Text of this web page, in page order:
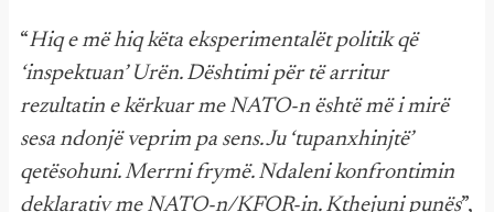
“Hiq e më hiq këta eksperimentalët politik që
‘inspektuan’ Urën. Dështimi për të arritur
rezultatin e kërkuar me NATO-n është më i mirë
sesa ndonjë veprim pa sens. Ju ‘tupanxhinjtë’
qetësohuni. Merrni frymë. Ndaleni konfrontimin
deklarativ me NATO-n/KFOR-in. Kthejuni punës”,